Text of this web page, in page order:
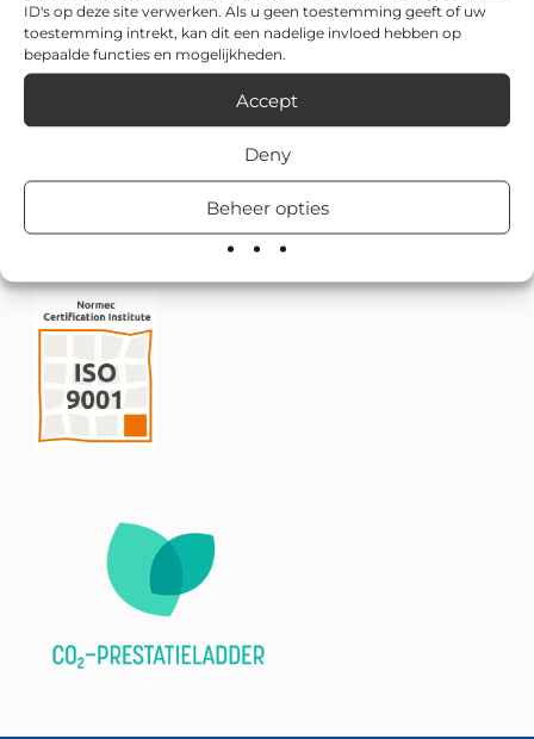
ID's op deze site verwerken. Als u geen toestemming geeft of uw
toestemming intrekt, kan dit een nadelige invloed hebben op
bepaalde functies en mogelijkheden.
Accept
Deny
Beheer opties